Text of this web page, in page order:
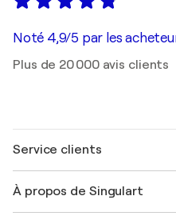
Noté 4,9/5 par les
Plus de 20 000 avis clients
Service clients
Expédition
À propos de Singulart